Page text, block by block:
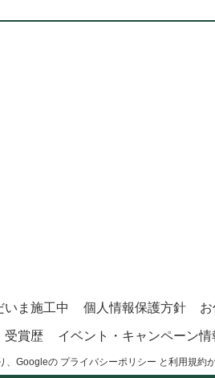
いま施工中
イベント・キャンペーン情
個人情報保護方針
受賞歴
、Googleの プライバシーポリシー と 利用規約